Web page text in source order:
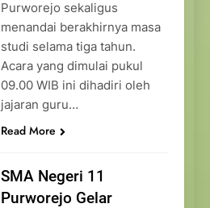
Purworejo sekaligus
menandai berakhirnya masa
studi selama tiga tahun.
Acara yang dimulai pukul
09.00 WIB ini dihadiri oleh
jajaran guru…
Read More
SMA Negeri 11
Purworejo Gelar